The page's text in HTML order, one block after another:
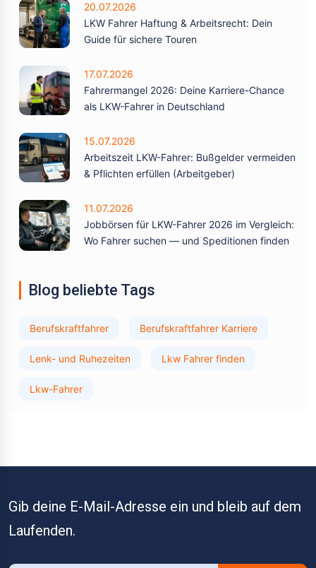
20.07.2026
LKW Fahrer Haftung & Arbeitsrecht: Dein
Guide für sichere Touren
17.07.2026
Fahrermangel 2026: Deine Karriere-Chance
als LKW-Fahrer in Deutschland
15.07.2026
Arbeitszeit LKW-Fahrer: Bußgelder vermeiden
& Pflichten erfüllen (Arbeitgeber)
11.07.2026
Jobbörsen für LKW-Fahrer 2026 im Vergleich:
Wo Fahrer suchen — und Speditionen finden
Blog beliebte Tags
Berufskraftfahrer Berufskraftfahrer Karriere
Lenk- und Ruhezeiten Lkw Fahrer finden
Lkw-Fahrer
Gib deine E-Mail-Adresse ein und bleib auf dem
Laufenden.